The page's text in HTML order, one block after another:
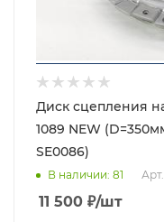
Диск сцепления
1089 NEW
SE0086)
В наличии: 81
11 500 ₽/шт